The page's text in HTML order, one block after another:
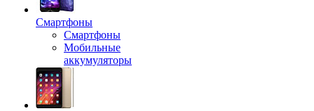
Смартфоны
Смартфоны
Мобильные
аккумуляторы